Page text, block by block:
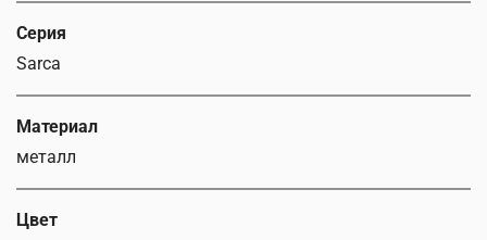
Серия
Sarca
Материал
металл
Цвет